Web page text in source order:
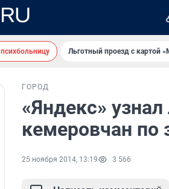
Льготный проезд с картой
ГОРОД
«Яндекс»
кемеровчан по
25 ноября 2014, 13:19 3 566